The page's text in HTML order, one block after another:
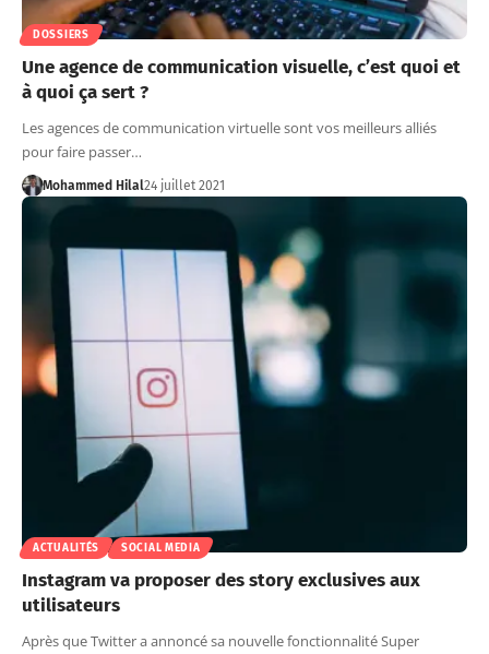
DOSSIERS
Une agence de communication visuelle, c’est quoi et
à quoi ça sert ?
Les agences de communication virtuelle sont vos meilleurs alliés
pour faire passer…
Mohammed Hilal24 juillet 2021
ACTUALITÉS SOCIAL MEDIA
Instagram va proposer des story exclusives aux
utilisateurs
Après que Twitter a annoncé sa nouvelle fonctionnalité Super